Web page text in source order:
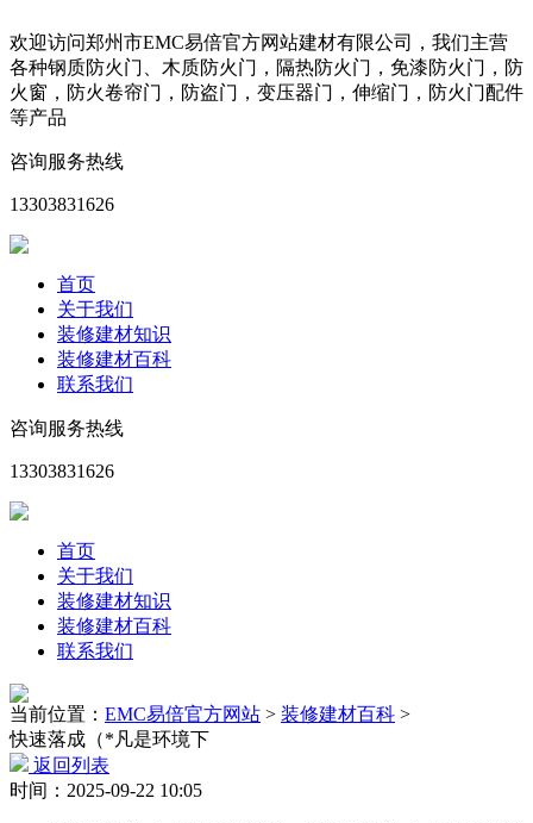
欢迎访问郑州市EMC易倍官方网站建材有限公司，我们主营
各种钢质防火门、木质防火门，隔热防火门，免漆防火门，防
火窗，防火卷帘门，防盗门，变压器门，伸缩门，防火门配件
等产品
咨询服务热线
13303831626
首页
关于我们
装修建材知识
装修建材百科
联系我们
咨询服务热线
13303831626
首页
关于我们
装修建材知识
装修建材百科
联系我们
当前位置： EMC易倍官方网站 > 装修建材百科 >
快速落成（*凡是环境下
返回列表
时间：2025-09-22 10:05